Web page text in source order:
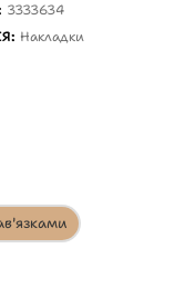
3333634
Накладки